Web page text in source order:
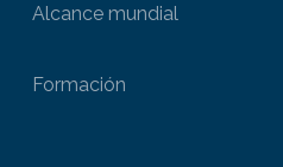
Alcance mundial
Formación